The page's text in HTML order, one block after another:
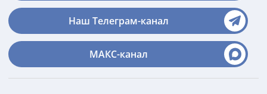
Наш Телеграм-канал
МАКС-канал